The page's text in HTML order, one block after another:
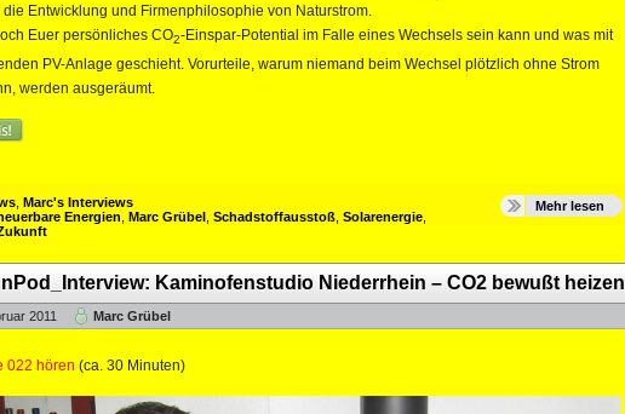
Entwicklung und Firmenphilosophie von Naturstrom.
Euer persönliches CO2-Einspar-Potential im Falle eines Wechsels sein kann und was mit
PV-Anlage geschieht. Vorurteile, warum niemand beim Wechsel plötzlich ohne Strom
werden ausgeräumt.
Marc's Interviews
Energien Marc Grübel Schadstoffausstoß Solarenergie
Mehr lesen
Kaminofenstudio Niederrhein – CO2 bewußt heizen
2011 Marc Grübel
022 hören (ca. 30 Minuten)